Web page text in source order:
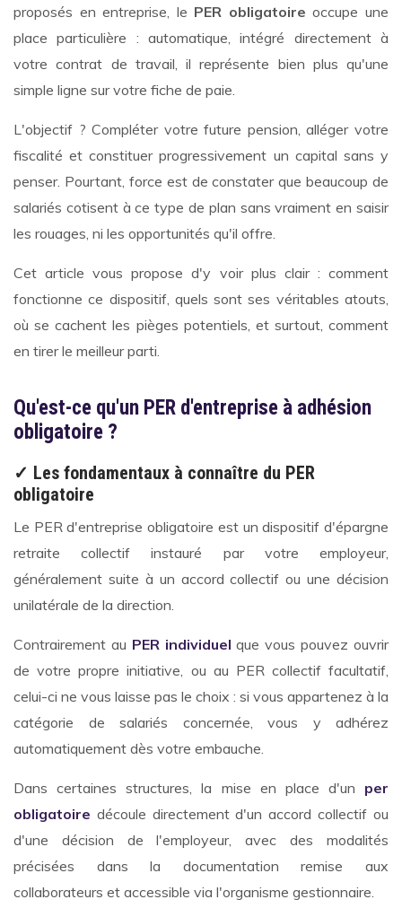
proposés en entreprise, le PER obligatoire occupe une
place particulière : automatique, intégré directement à
votre contrat de travail, il représente bien plus qu'une
simple ligne sur votre fiche de paie.
L'objectif ? Compléter votre future pension, alléger votre
fiscalité et constituer progressivement un capital sans y
penser. Pourtant, force est de constater que beaucoup de
salariés cotisent à ce type de plan sans vraiment en saisir
les rouages, ni les opportunités qu'il offre.
Cet article vous propose d'y voir plus clair : comment
fonctionne ce dispositif, quels sont ses véritables atouts,
où se cachent les pièges potentiels, et surtout, comment
en tirer le meilleur parti.
Qu'est-ce qu'un PER d'entreprise à adhésion
obligatoire ?
✓ Les fondamentaux à connaître du PER
obligatoire
Le PER d'entreprise obligatoire est un dispositif d'épargne
retraite collectif instauré par votre employeur,
généralement suite à un accord collectif ou une décision
unilatérale de la direction.
Contrairement au PER individuel que vous pouvez ouvrir
de votre propre initiative, ou au PER collectif facultatif,
celui-ci ne vous laisse pas le choix : si vous appartenez à la
catégorie de salariés concernée, vous y adhérez
automatiquement dès votre embauche.
Dans certaines structures, la mise en place d'un per
obligatoire découle directement d'un accord collectif ou
d'une décision de l'employeur, avec des modalités
précisées dans la documentation remise aux
collaborateurs et accessible via l'organisme gestionnaire.